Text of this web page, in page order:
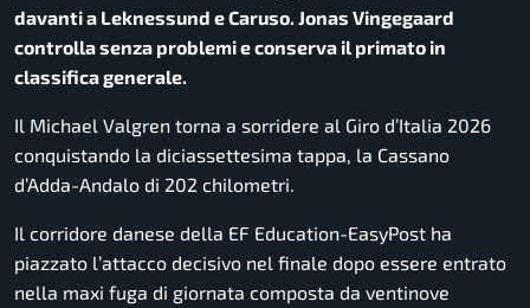
davanti a Leknessund e Caruso. Jonas Vingegaard
controlla senza problemi e conserva il primato in
classifica generale.
Il Michael Valgren torna a sorridere al Giro d’Italia 2026
conquistando la diciassettesima tappa, la Cassano
d’Adda-Andalo di 202 chilometri.
Il corridore danese della EF Education-EasyPost ha
piazzato l’attacco decisivo nel finale dopo essere entrato
nella maxi fuga di giornata composta da ventinove